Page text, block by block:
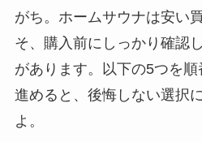
がち。ホームサウナは安い
そ、購入前にしっかり確認
があります。以下の5つを
進めると、後悔しない選択
よ。